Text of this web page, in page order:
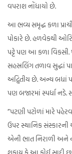
વપરાશ નોંધાયો છે.
આ ભવ્ય સમૃદ્ધ કળા
પોકારે છે. હળવેકથી
પટ્ટે પણ આ કળા વિકસી.
સહસ્રલિંગ તળાવ
અદ્વિતીય છે. અન્ય બધાં
પણ બજારમાં સ્પર્ધા નડે.
”પટણી પટોળાં મારે
ઉપર સ્થાનિક
એની ભાત નિરાળી અને